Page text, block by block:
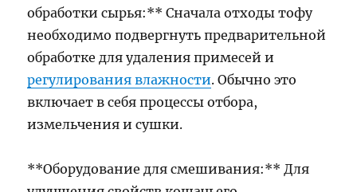
обработки сырья:** Сначала отходы тофу
необходимо подвергнуть предварительной
обработке для удаления примесей и
регулирования влажности. Обычно это
включает в себя процессы отбора,
измельчения и сушки.
**Оборудование для смешивания:** Для